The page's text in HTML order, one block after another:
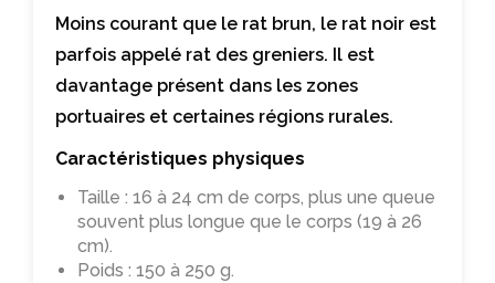
Moins courant que le rat brun, le rat noir est
parfois appelé rat des greniers. Il est
davantage présent dans les zones
portuaires et certaines régions rurales.
Caractéristiques physiques
Taille : 16 à 24 cm de corps, plus une queue
souvent plus longue que le corps (19 à 26
cm).
Poids : 150 à 250 g.